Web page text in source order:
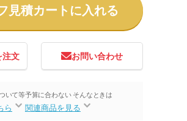
見積カートに入れる
注文 お問い合わせ
いて等
ら
予算に合わない そんなときは
関連商品を見る